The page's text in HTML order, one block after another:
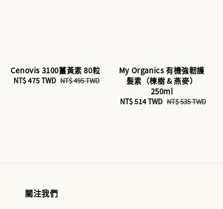
Cenovis 3100薑黃素 80粒
Sale
NT$ 475 TWD Regular
NT$ 495 TWD
My Organics 有機強韌護
髮素（楝樹 & 燕麥）
250ml
Sale
NT$ 514 TWD Regular
NT$ 535 TWD
關注我們